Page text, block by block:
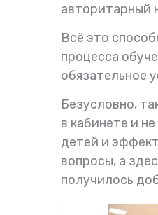
авторитарный
Всё это
процесса
обязательное
Безусловно,
в кабинете и
детей и
вопросы, а
получилось